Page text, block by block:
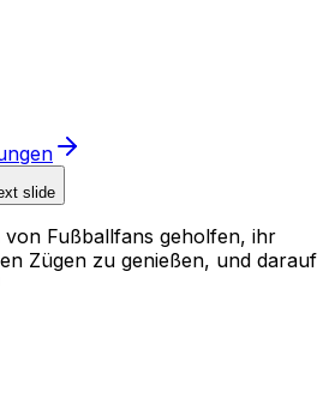
slide
Fußballfans geholfen, ihr
Zügen zu genießen, und darauf